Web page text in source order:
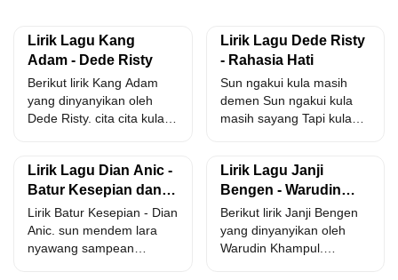
Lirik Lagu Kang
Adam - Dede Risty
Berikut lirik Kang Adam
yang dinyanyikan oleh
Dede Risty. cita cita kula
Lirik Lagu Dede Risty
- Rahasia Hati
Sun ngakui kula masih
demen Sun ngakui kula
masih sayang Tapi kula
Lirik Lagu Dian Anic -
Batur Kesepian dan
Artinya
Lirik Batur Kesepian - Dian
Anic. sun mendem lara
nyawang sampean
Lirik Lagu Janji
Bengen - Warudin
Khampul
Berikut lirik Janji Bengen
yang dinyanyikan oleh
Warudin Khampul.